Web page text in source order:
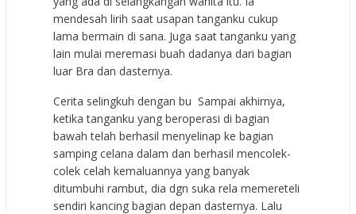
mendesah lirih saat usapan tanganku cukup
lama bermain di sana. Juga saat tanganku yang
lain mulai meremasi buah dadanya dari bagian
luar Bra dan dasternya.
Cerita selingkuh dengan bu Sampai akhirnya,
ketika tanganku yang beroperasi di bagian
bawah telah berhasil menyelinap ke bagian
samping celana dalam dan berhasil mencolek-
colek celah kemaluannya yang banyak
ditumbuhi rambut, dia dgn suka rela memereteli
sendiri kancing bagian depan dasternya. Lalu